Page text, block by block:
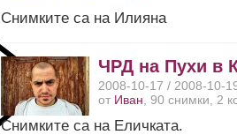
Снимките са на Илияна
ЧРД на Пухи в
2008-10-17 / 2008-10-
от Иван , 90 снимки, 2
Снимките са на Еличката.